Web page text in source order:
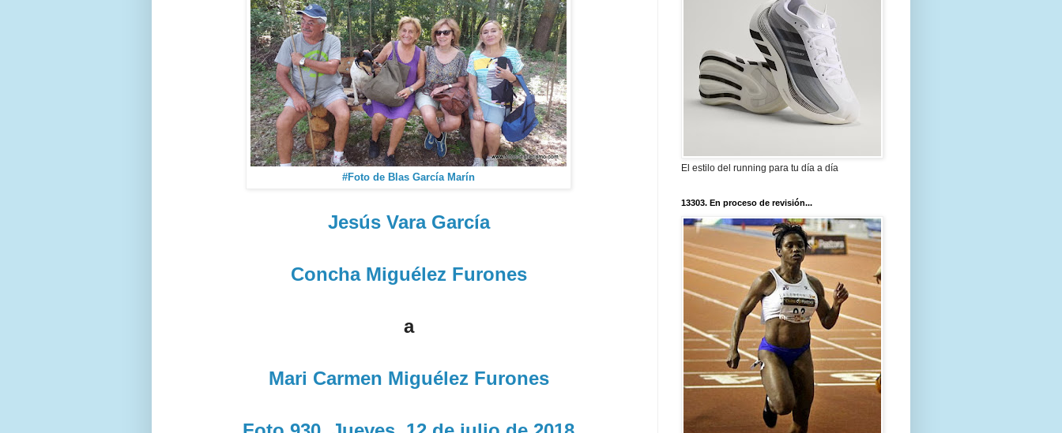
#Foto de Blas García Marín
Jesús Vara García
Concha Miguélez Furones
a
Mari Carmen Miguélez Furones
El estilo del running para tu día a día
13303. En proceso de revisión...